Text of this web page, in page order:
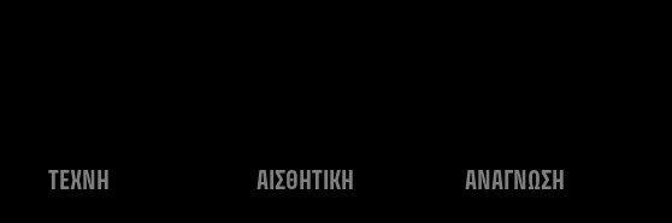
ΤΕΧΝΗ ΑΙΣΘΗΤΙΚΗ ΑΝΑΓΝΩΣΗ